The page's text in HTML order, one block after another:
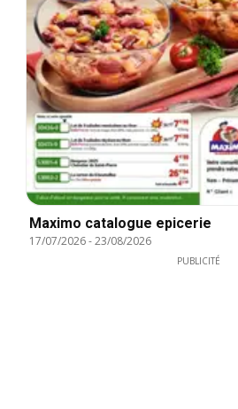
Maximo catalogue epicerie
17/07/2026-23/08/2026
PUBLICITÉ